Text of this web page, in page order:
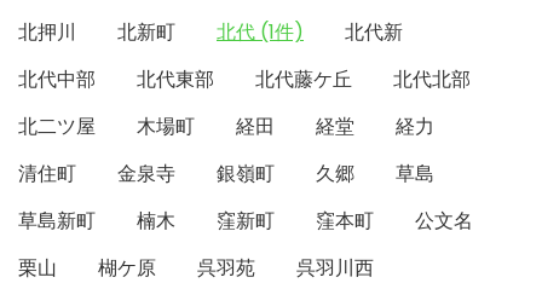
北押川
北新町 北代 (1件)
北代新
北代中部
北代東部 北代藤ケ丘
北代北部
北二ツ屋
木場町 経田 経堂
経力
清住町
金泉寺 銀嶺町 久郷
草島
草島新町
楠木 窪新町 窪本町
公文名
栗山
楜ケ原 呉羽苑
呉羽川西